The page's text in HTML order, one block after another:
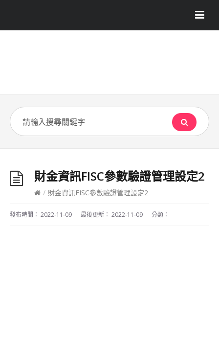
財金資訊FISC參數驗證管理設定2
/ 財金資訊FISC參數驗證管理設定2
發布時間： 2022-11-09 最後更新： 2022-11-09 分類：